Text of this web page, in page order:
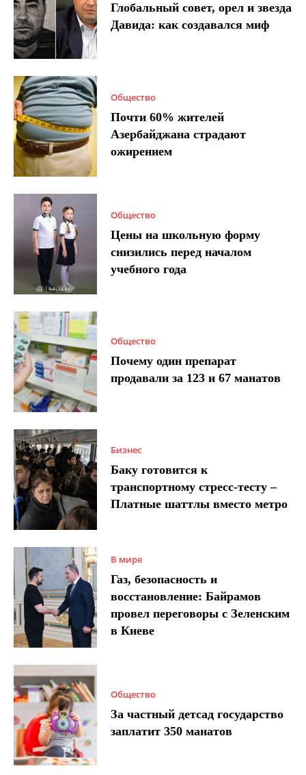
Глобальный совет, орел и звезда
Давида: как создавался миф
Общество
Почти 60% жителей
Азербайджана страдают
ожирением
Общество
Цены на школьную форму
снизились перед началом
учебного года
Общество
Почему один препарат
продавали за 123 и 67 манатов
Бизнес
Баку готовится к
транспортному стресс-тесту –
Платные шаттлы вместо метро
В мире
Газ, безопасность и
восстановление: Байрамов
провел переговоры с Зеленским
в Киеве
Общество
За частный детсад государство
заплатит 350 манатов